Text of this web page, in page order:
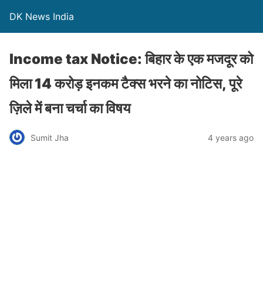
DK News India
Income tax Notice: बिहार के एक मजदूर को
मिला 14 करोड़ इनकम टैक्स भरने का नोटिस, पूरे
ज़िले में बना चर्चा का विषय
Sumit Jha 4 years ago